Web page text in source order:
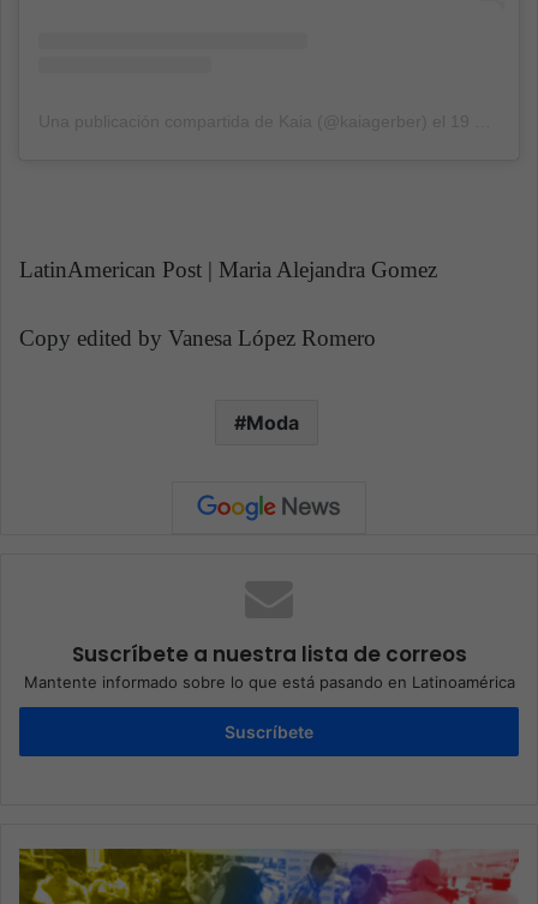
LatinAmerican Post | Maria Alejandra Gomez
Copy edited by Vanesa López Romero
Moda
Suscríbete a nuestra lista de correos
Mantente informado sobre lo que está pasando en Latinoamérica
Suscríbete